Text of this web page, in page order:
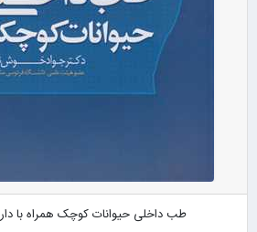
طب داخلی حیوانات کوچک همراه با